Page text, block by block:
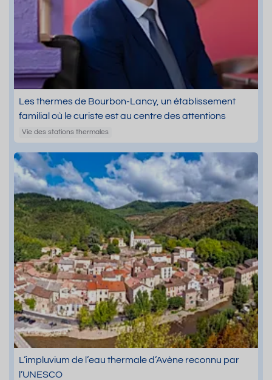
Les thermes de Bourbon-Lancy, un établissement
familial où le curiste est au centre des attentions
Vie des stations thermales
L’impluvium de l’eau thermale d’Avène reconnu par
l’UNESCO